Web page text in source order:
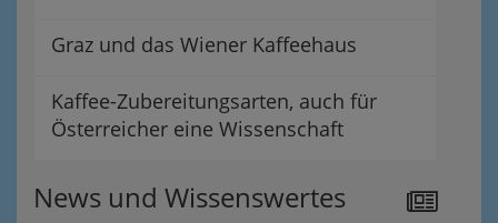
Graz und das Wiener Kaffeehaus
Kaffee-Zubereitungsarten, auch für
Österreicher eine Wissenschaft
News und Wissenswertes